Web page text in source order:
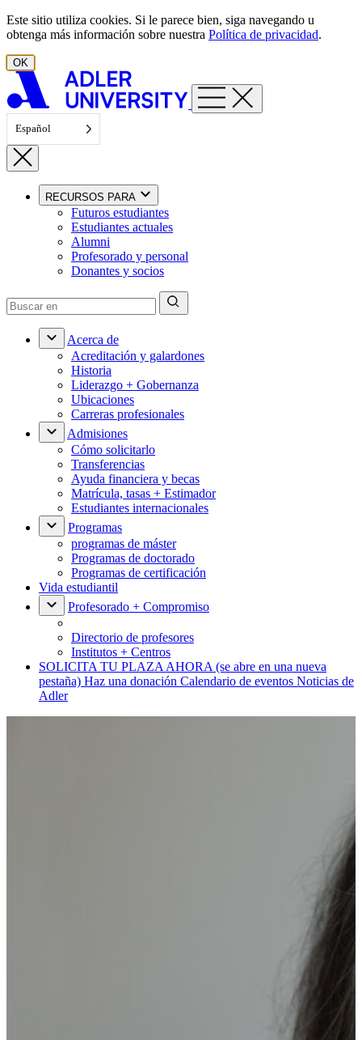
Ir al contenido
Este sitio utiliza cookies. Si le parece bien, siga navegando u
obtenga más información sobre nuestra Política de privacidad.
OK
Español
RECURSOS PARA
Futuros estudiantes
Estudiantes actuales
Alumni
Profesorado y personal
Donantes y socios
Acerca de
Acreditación y galardones
Historia
Liderazgo + Gobernanza
Ubicaciones
Carreras profesionales
Admisiones
Cómo solicitarlo
Transferencias
Ayuda financiera y becas
Matrícula, tasas + Estimador
Estudiantes internacionales
Programas
programas de máster
Programas de doctorado
Programas de certificación
Vida estudiantil
Profesorado + Compromiso
Directorio de profesores
Institutos + Centros
SOLICITA TU PLAZA AHORA (se abre en una nueva
pestaña) Haz una donación Calendario de eventos Noticias de
Adler